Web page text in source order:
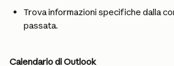
Trova informazioni specifiche dalla
passata.
Calendario di Outlook